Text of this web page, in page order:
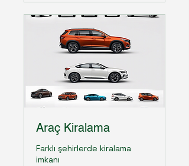
Araç Kiralama
Farklı şehirlerde kiralama
imkanı